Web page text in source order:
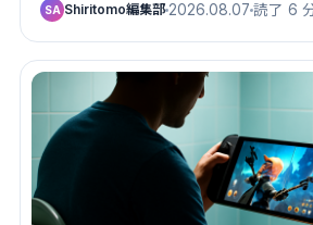
SA Shiritomo編集部 2026.08.07 読了 6